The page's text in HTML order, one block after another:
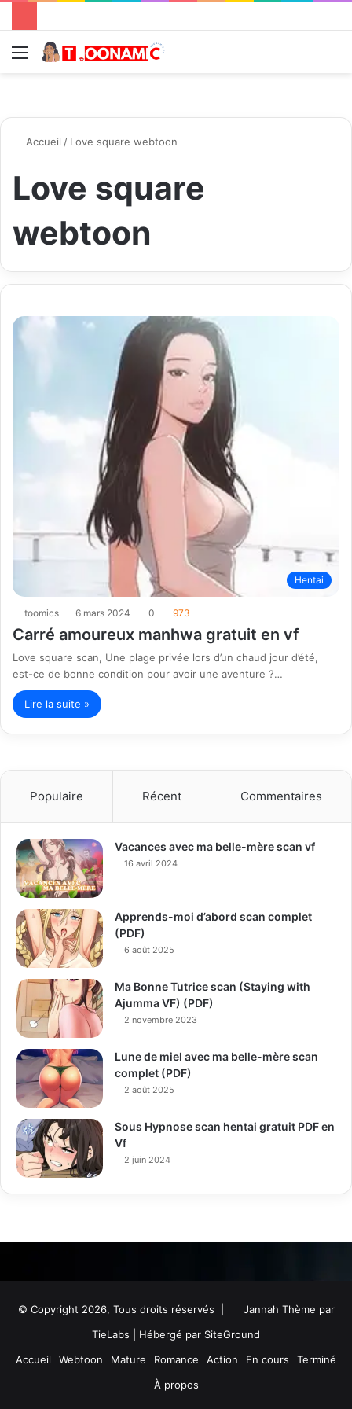
Menu
Accueil / Love square webtoon
Love square
webtoon
Hentai
toomics 6 mars 2024 0 973
Carré amoureux manhwa gratuit en vf
Love square scan, Une plage privée lors d’un chaud jour d’été,
est-ce de bonne condition pour avoir une aventure ?…
Lire la suite »
Populaire Récent Commentaires
Vacances avec ma belle-mère scan vf
16 avril 2024
Apprends-moi d’abord scan complet
(PDF)
6 août 2025
Ma Bonne Tutrice scan (Staying with
Ajumma VF) (PDF)
2 novembre 2023
Lune de miel avec ma belle-mère scan
complet (PDF)
2 août 2025
Sous Hypnose scan hentai gratuit PDF en
Vf
2 juin 2024
© Copyright 2026, Tous droits réservés |
Jannah Thème par
TieLabs | Hébergé par SiteGround
Accueil
Webtoon Mature Romance Action En cours
Terminé
À propos